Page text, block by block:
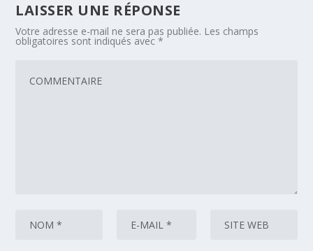
LAISSER UNE RÉPONSE
Votre adresse e-mail ne sera pas publiée. Les champs
obligatoires sont indiqués avec*